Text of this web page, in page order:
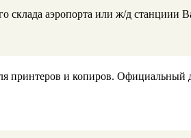
склада аэропорта или ж/д станциии
принтеров и копиров. Официальный